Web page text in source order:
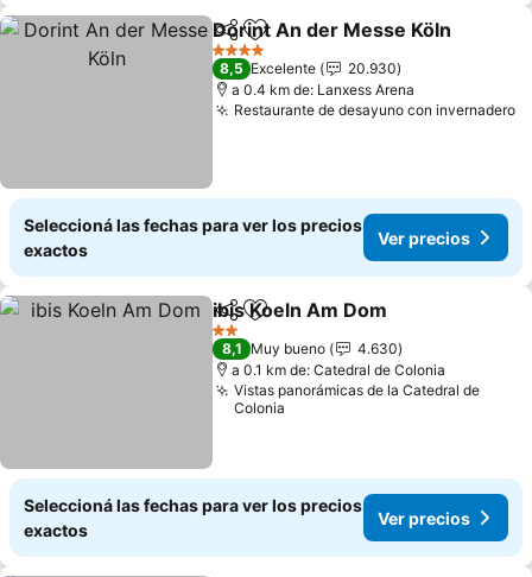
CompartirAñadir a favoritos
Dorint An der Messe Köln
4 Estrellas
8,5 Excelente
20.930
a 0.4 km de: Lanxess Arena
Restaurante de desayuno con invernadero
Seleccioná las fechas para ver los precios
exactos
Ver precios
CompartirAñadir a favoritos
ibis Koeln Am Dom
2 Estrellas
8,1 Muy bueno
4.630
a 0.1 km de: Catedral de Colonia
Vistas panorámicas de la Catedral de
Colonia
Seleccioná las fechas para ver los precios
exactos
Ver precios